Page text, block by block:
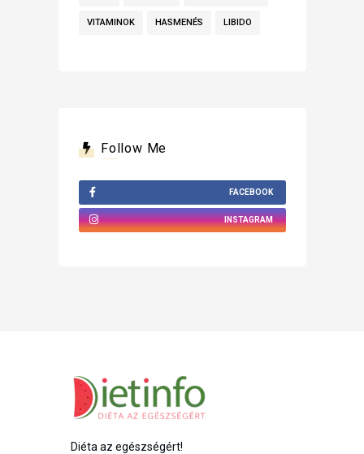
VITAMINOK HASMENÉS LIBIDO
Follow Me
FACEBOOK
INSTAGRAM
Diéta az egészségért!